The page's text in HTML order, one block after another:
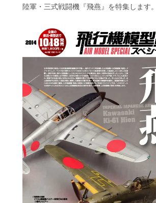
陸軍・三式戦闘機『飛燕』を特集します。